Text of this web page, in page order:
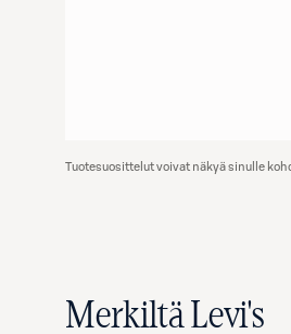
Tuotesuosittelut voivat näkyä sinulle
Merkiltä Levi's